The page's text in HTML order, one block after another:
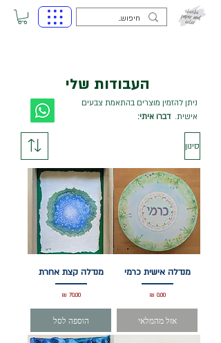
העבודות שלי
ניתן להזמין מוצרים בהתאמת צבעים
אישית.דברו איתי:
סינון
מנדלה אישית כרמי
מחיר‏0.00 ‏₪
אזל מהמלאי
מנדלה קצת אחרת
מחיר‏70.00 ‏₪
הוספה לסל